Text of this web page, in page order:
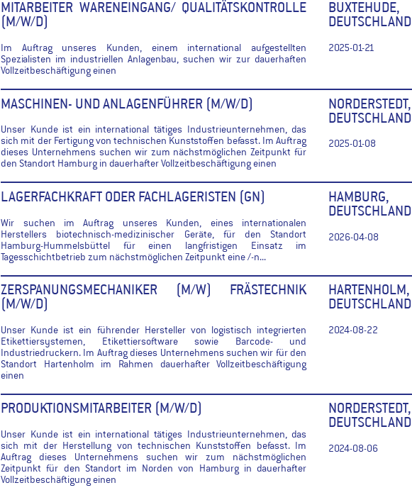
MITARBEITER WARENEINGANG/ QUALITÄTSKONTROLLE
(M/W/D)
Im Auftrag unseres Kunden, einem international aufgestellten
Spezialisten im industriellen Anlagenbau, suchen wir zur dauerhaften
Vollzeitbeschäftigung einen
BUXTEHUDE,
DEUTSCHLAND
2025-01-21
MASCHINEN- UND ANLAGENFÜHRER (M/W/D)
Unser Kunde ist ein international tätiges Industrieunternehmen, das
sich mit der Fertigung von technischen Kunststoffen befasst. Im Auftrag
dieses Unternehmens suchen wir zum nächstmöglichen Zeitpunkt für
den Standort Hamburg in dauerhafter Vollzeitbeschäftigung einen
NORDERSTEDT,
DEUTSCHLAND
2025-01-08
LAGERFACHKRAFT ODER FACHLAGERISTEN (GN)
Wir suchen im Auftrag unseres Kunden, eines internationalen
Herstellers biotechnisch-medizinischer Geräte, für den Standort
Hamburg-Hummelsbüttel für einen langfristigen Einsatz im
Tagesschichtbetrieb zum nächstmöglichen Zeitpunkt eine /-n...
HAMBURG,
DEUTSCHLAND
2026-04-08
ZERSPANUNGSMECHANIKER (M/W) FRÄSTECHNIK
(M/W/D)
Unser Kunde ist ein führender Hersteller von logistisch integrierten
Etikettiersystemen, Etikettiersoftware sowie Barcode- und
Industriedruckern. Im Auftrag dieses Unternehmens suchen wir für den
Standort Hartenholm im Rahmen dauerhafter Vollzeitbeschäftigung
einen
HARTENHOLM,
DEUTSCHLAND
2024-08-22
PRODUKTIONSMITARBEITER (M/W/D)
Unser Kunde ist ein international tätiges Industrieunternehmen, das
sich mit der Herstellung von technischen Kunststoffen befasst. Im
Auftrag dieses Unternehmens suchen wir zum nächstmöglichen
Zeitpunkt für den Standort im Norden von Hamburg in dauerhafter
Vollzeitbeschäftigung einen
NORDERSTEDT,
DEUTSCHLAND
2024-08-06